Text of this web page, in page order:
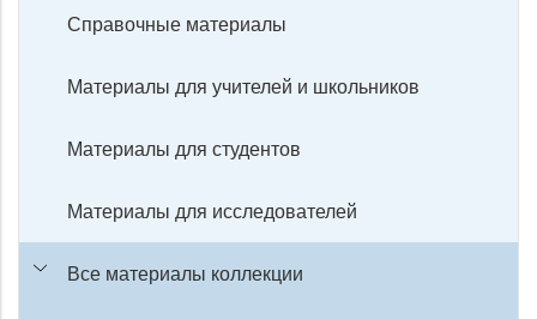
Справочные материалы
Материалы для учителей и школьников
Материалы для студентов
Материалы для исследователей
Все материалы коллекции